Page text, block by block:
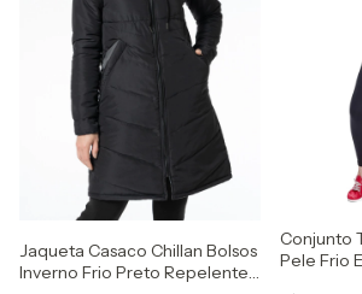
Jaqueta Casaco Chillan Bolsos
Inverno Frio Preto Repelente
Conjunto
Pele Frio